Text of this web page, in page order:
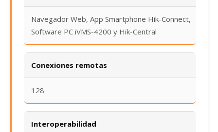
Navegador Web, App Smartphone Hik-Connect,
Software PC iVMS-4200 y Hik-Central
Conexiones remotas
128
Interoperabilidad